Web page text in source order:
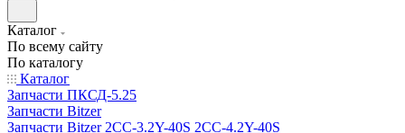
Каталог
По всему сайту
По каталогу
Каталог
Запчасти ПКСД-5.25
Запчасти Bitzer
Запчасти Bitzer 2CC-3.2Y-40S 2CC-4.2Y-40S